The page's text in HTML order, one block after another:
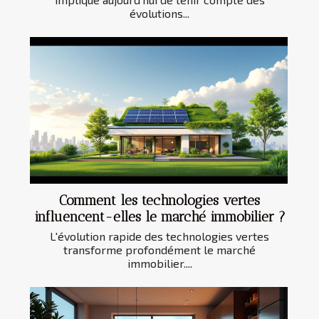
évolutions...
Comment les technologies vertes
influencent-elles le marché immobilier ?
L'évolution rapide des technologies vertes
transforme profondément le marché
immobilier....